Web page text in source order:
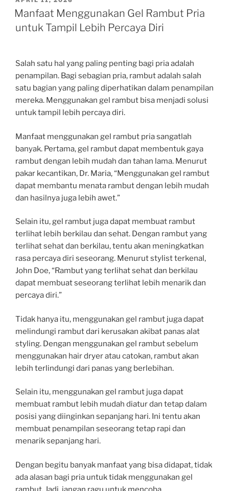
ON
Manfaat Menggunakan Gel Rambut Pria
untuk Tampil Lebih Percaya Diri
Salah satu hal yang paling penting bagi pria adalah
penampilan. Bagi sebagian pria, rambut adalah salah
satu bagian yang paling diperhatikan dalam penampilan
mereka. Menggunakan gel rambut bisa menjadi solusi
untuk tampil lebih percaya diri.
Manfaat menggunakan gel rambut pria sangatlah
banyak. Pertama, gel rambut dapat membentuk gaya
rambut dengan lebih mudah dan tahan lama. Menurut
pakar kecantikan, Dr. Maria, “Menggunakan gel rambut
dapat membantu menata rambut dengan lebih mudah
dan hasilnya juga lebih awet.”
Selain itu, gel rambut juga dapat membuat rambut
terlihat lebih berkilau dan sehat. Dengan rambut yang
terlihat sehat dan berkilau, tentu akan meningkatkan
rasa percaya diri seseorang. Menurut stylist terkenal,
John Doe, “Rambut yang terlihat sehat dan berkilau
dapat membuat seseorang terlihat lebih menarik dan
percaya diri.”
Tidak hanya itu, menggunakan gel rambut juga dapat
melindungi rambut dari kerusakan akibat panas alat
styling. Dengan menggunakan gel rambut sebelum
menggunakan hair dryer atau catokan, rambut akan
lebih terlindungi dari panas yang berlebihan.
Selain itu, menggunakan gel rambut juga dapat
membuat rambut lebih mudah diatur dan tetap dalam
posisi yang diinginkan sepanjang hari. Ini tentu akan
membuat penampilan seseorang tetap rapi dan
menarik sepanjang hari.
Dengan begitu banyak manfaat yang bisa didapat, tidak
ada alasan bagi pria untuk tidak menggunakan gel